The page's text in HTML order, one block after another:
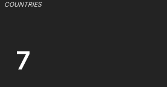
COUNTRIES
7